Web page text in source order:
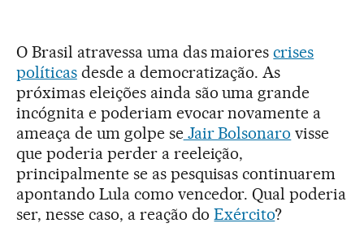
O Brasil atravessa uma das maiorescrises
políticasdesde a democratização. As
próximas eleições ainda são uma grande
incógnita e poderiam evocar novamente a
ameaça de um golpe seJair Bolsonaro visse
que poderia perder a reeleição,
principalmente se as pesquisas continuarem
apontando Lula como vencedor. Qual poderia
ser, nesse caso, a reação doExército?